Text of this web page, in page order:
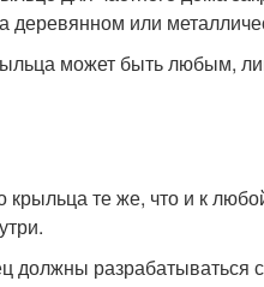
деревянном или
может быть любым,
те же, что и к
должны